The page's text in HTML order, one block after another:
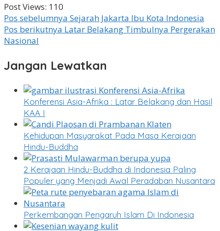
Post Views: 110
Navigasi
pos
Pos sebelumnya Sejarah Jakarta Ibu Kota Indonesia
Pos berikutnya Latar Belakang Timbulnya Pergerakan
Nasional
Jangan Lewatkan
Konferensi Asia-Afrika : Latar Belakang dan Hasil
KAA I
Kehidupan Masyarakat Pada Masa Kerajaan
Hindu-Buddha
2 Kerajaan Hindu-Buddha di Indonesia Paling
Populer yang Menjadi Awal Peradaban Nusantara
Perkembangan Pengaruh Islam Di Indonesia